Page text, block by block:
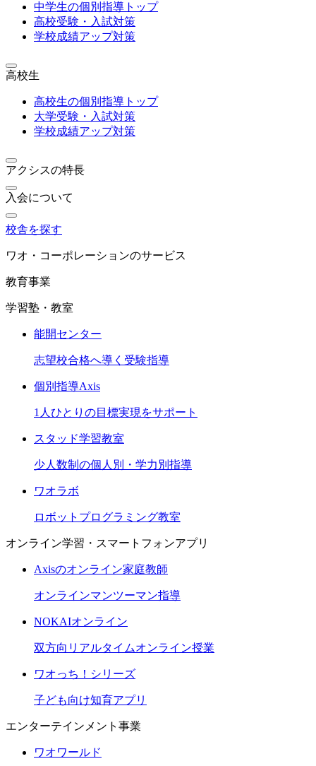
中学生の個別指導トップ
高校受験・入試対策
学校成績アップ対策
高校生
高校生の個別指導トップ
大学受験・入試対策
学校成績アップ対策
アクシスの特長
入会について
校舎を探す
ワオ・コーポレーションのサービス
教育事業
学習塾・教室
能開センター
志望校合格へ導く受験指導
個別指導Axis
1人ひとりの目標実現をサポート
スタッド学習教室
少人数制の個人別・学力別指導
ワオラボ
ロボットプログラミング教室
オンライン学習・スマートフォンアプリ
Axisのオンライン家庭教師
オンラインマンツーマン指導
NOKAIオンライン
双方向リアルタイムオンライン授業
ワオっち！シリーズ
子ども向け知育アプリ
エンターテインメント事業
ワオワールド